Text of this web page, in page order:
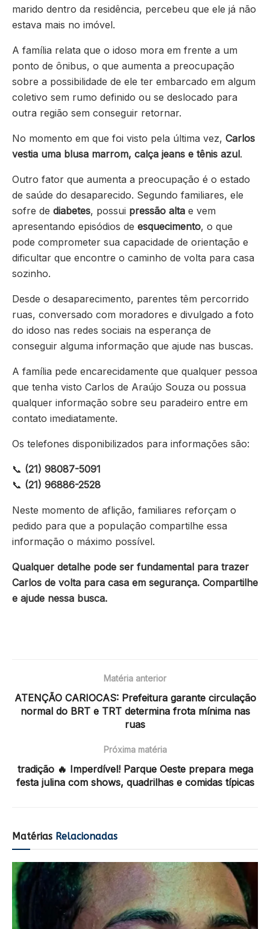
marido dentro da residência, percebeu que ele já não
estava mais no imóvel.
A família relata que o idoso mora em frente a um
ponto de ônibus, o que aumenta a preocupação
sobre a possibilidade de ele ter embarcado em algum
coletivo sem rumo definido ou se deslocado para
outra região sem conseguir retornar.
No momento em que foi visto pela última vez, Carlos
vestia uma blusa marrom, calça jeans e tênis azul.
Outro fator que aumenta a preocupação é o estado
de saúde do desaparecido. Segundo familiares, ele
sofre de diabetes, possui pressão alta e vem
apresentando episódios de esquecimento, o que
pode comprometer sua capacidade de orientação e
dificultar que encontre o caminho de volta para casa
sozinho.
Desde o desaparecimento, parentes têm percorrido
ruas, conversado com moradores e divulgado a foto
do idoso nas redes sociais na esperança de
conseguir alguma informação que ajude nas buscas.
A família pede encarecidamente que qualquer pessoa
que tenha visto Carlos de Araújo Souza ou possua
qualquer informação sobre seu paradeiro entre em
contato imediatamente.
Os telefones disponibilizados para informações são:
📞 (21) 98087-5091
📞 (21) 96886-2528
Neste momento de aflição, familiares reforçam o
pedido para que a população compartilhe essa
informação o máximo possível.
Qualquer detalhe pode ser fundamental para trazer
Carlos de volta para casa em segurança. Compartilhe
e ajude nessa busca.
Matéria anterior
ATENÇÃO CARIOCAS: Prefeitura garante circulação
normal do BRT e TRT determina frota mínima nas
ruas
Próxima matéria
tradição 🔥 Imperdível! Parque Oeste prepara mega
festa julina com shows, quadrilhas e comidas típicas
Matérias Relacionadas